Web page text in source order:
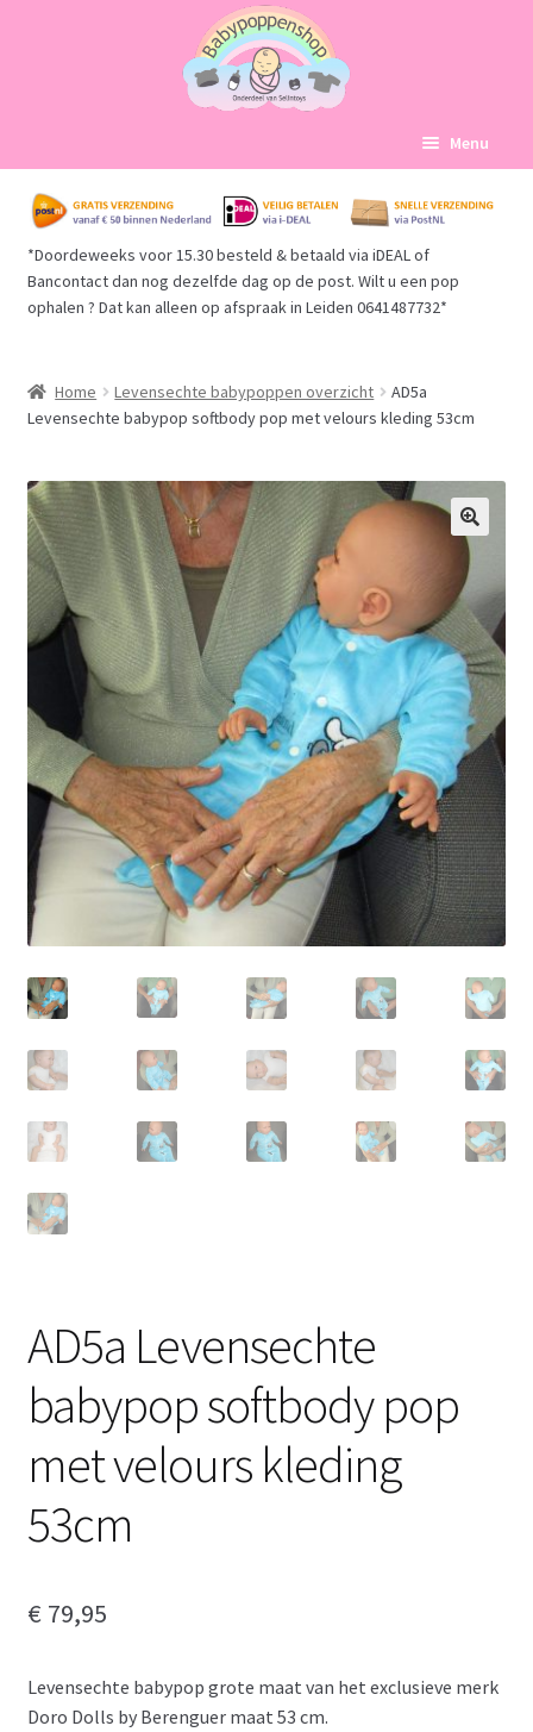
naar
navigatie
de
inhoud
Menu
Home
Babypoppen Afdelingen
Mijn account
Afrekenen
*Doordeweeks voor 15.30 besteld & betaald via iDEAL of
Bancontact dan nog dezelfde dag op de post. Wilt u een pop
ophalen ? Dat kan alleen op afspraak in Leiden 0641487732*
Home Levensechte babypoppen overzicht
AD5a
Levensechte babypop softbody pop met velours kleding 53cm
AD5a Levensechte
babypop softbody pop
met velours kleding
53cm
€ 79,95
Levensechte babypop grote maat van het exclusieve merk
Doro Dolls by Berenguer maat 53 cm.